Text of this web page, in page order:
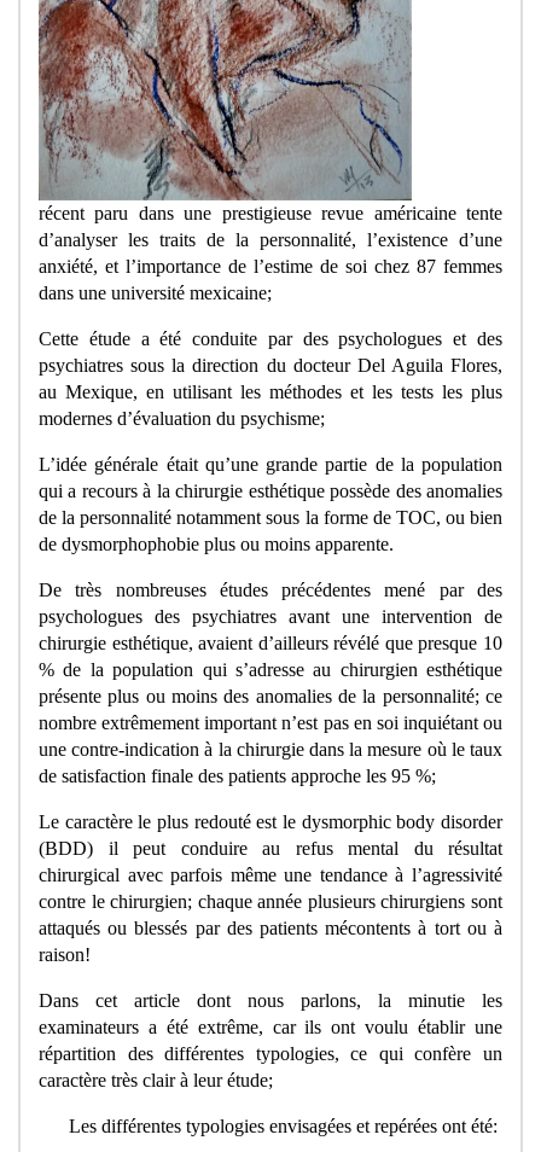
récent paru dans une prestigieuse revue américaine tente
d’analyser les traits de la personnalité, l’existence d’une
anxiété, et l’importance de l’estime de soi chez 87 femmes
dans une université mexicaine;
Cette étude a été conduite par des psychologues et des
psychiatres sous la direction du docteur Del Aguila Flores,
au Mexique, en utilisant les méthodes et les tests les plus
modernes d’évaluation du psychisme;
L’idée générale était qu’une grande partie de la population
qui a recours à la chirurgie esthétique possède des anomalies
de la personnalité notamment sous la forme de TOC, ou bien
de dysmorphophobie plus ou moins apparente.
De très nombreuses études précédentes mené par des
psychologues des psychiatres avant une intervention de
chirurgie esthétique, avaient d’ailleurs révélé que presque 10
% de la population qui s’adresse au chirurgien esthétique
présente plus ou moins des anomalies de la personnalité; ce
nombre extrêmement important n’est pas en soi inquiétant ou
une contre-indication à la chirurgie dans la mesure où le taux
de satisfaction finale des patients approche les 95 %;
Le caractère le plus redouté est le dysmorphic body disorder
(BDD) il peut conduire au refus mental du résultat
chirurgical avec parfois même une tendance à l’agressivité
contre le chirurgien; chaque année plusieurs chirurgiens sont
attaqués ou blessés par des patients mécontents à tort ou à
raison!
Dans cet article dont nous parlons, la minutie les
examinateurs a été extrême, car ils ont voulu établir une
répartition des différentes typologies, ce qui confère un
caractère très clair à leur étude;
Les différentes typologies envisagées et repérées ont été: